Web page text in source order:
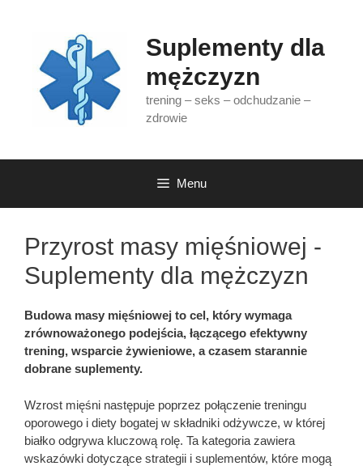
Suplementy dla
mężczyzn
trening – seks – odchudzanie –
zdrowie
Menu
Przyrost masy mięśniowej -
Suplementy dla mężczyzn
Budowa masy mięśniowej to cel, który wymaga
zrównoważonego podejścia, łączącego efektywny
trening, wsparcie żywieniowe, a czasem starannie
dobrane suplementy.
Wzrost mięśni następuje poprzez połączenie treningu
oporowego i diety bogatej w składniki odżywcze, w której
białko odgrywa kluczową rolę. Ta kategoria zawiera
wskazówki dotyczące strategii i suplementów, które mogą